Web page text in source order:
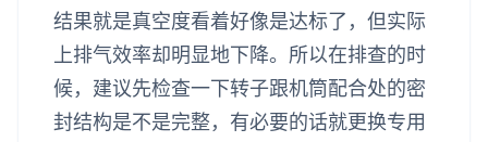
结果就是真空度看着好像是达标了，但实际
上排气效率却明显地下降。所以在排查的时
候，建议先检查一下转子跟机筒配合处的密
封结构是不是完整，有必要的话就更换专用